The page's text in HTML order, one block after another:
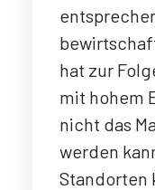
hat zur
mit hohem
nicht das
werden
Standorten